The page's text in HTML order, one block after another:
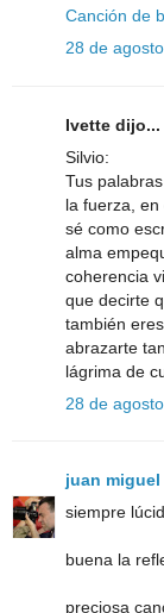
Canción de
28 de
Ivette dijo...
Silvio:
Tus
la fuerza,
sé como
alma
coherencia
que decirte
también
abrazarte
lágrima de
28 de
juan miguel
siempre
buena la
preciosa